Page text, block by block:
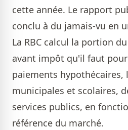
cette année. Le rapport
conclu à du jamais-vu en
La RBC calcul la portion
avant impôt qu'il faut
paiements hypothécaires,
municipales et scolaires,
services publics, en
référence du marché.